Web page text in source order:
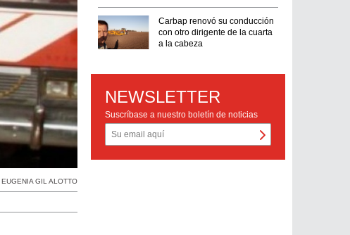
,EUGENIA GIL ALOTTO
Carbap renovó su conducción
con otro dirigente de la cuarta
a la cabeza
NEWSLETTER
Suscríbase a nuestro boletín de noticias